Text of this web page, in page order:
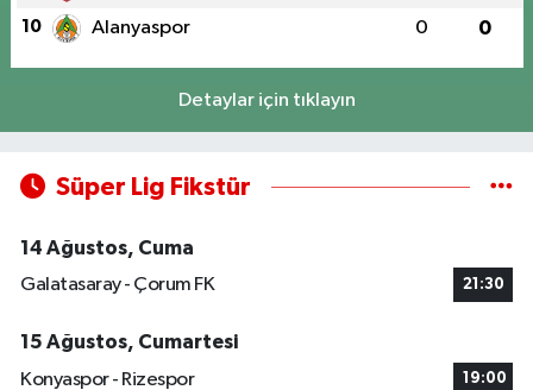
10 Alanyaspor 0 0
Detaylar için tıklayın
Süper Lig Fikstür
14 Ağustos, Cuma
Galatasaray - Çorum FK
21:30
15 Ağustos, Cumartesi
Konyaspor - Rizespor
19:00